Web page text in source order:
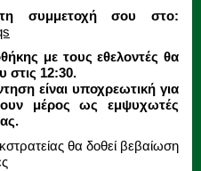
συμμετοχή σου στο:
με τους εθελοντές θα
στις 12:30.
είναι υποχρεωτική για
μέρος ως εμψυχωτές
θα δοθεί βεβαίωση